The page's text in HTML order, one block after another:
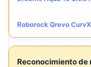
Roborock Qrevo
Reconocimiento de